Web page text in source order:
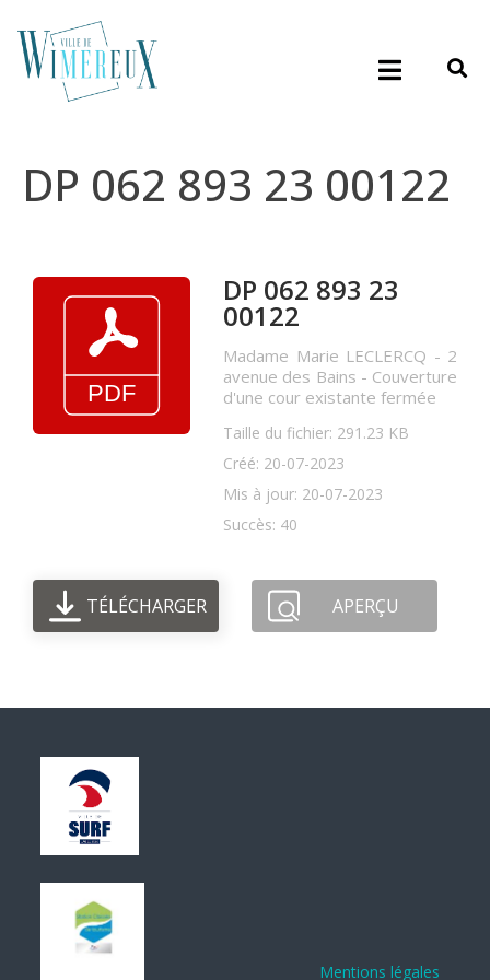
DP 062 893 23 00122
DP 062 893 23
00122
Madame Marie LECLERCQ - 2
avenue des Bains - Couverture
d'une cour existante fermée
Taille du fichier: 291.23 KB
Créé: 20-07-2023
Mis à jour: 20-07-2023
Succès: 40
TÉLÉCHARGER APERÇU
Mentions légales